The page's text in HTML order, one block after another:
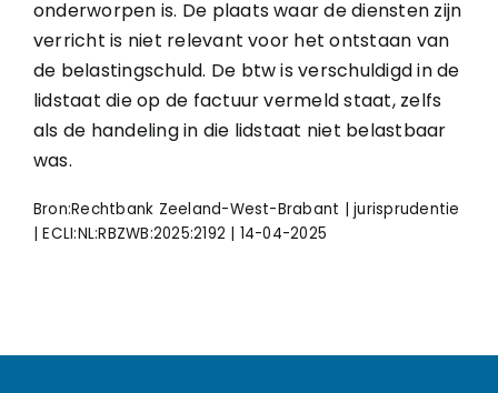
onderworpen is. De plaats waar de diensten zijn
verricht is niet relevant voor het ontstaan van
de belastingschuld. De btw is verschuldigd in de
lidstaat die op de factuur vermeld staat, zelfs
als de handeling in die lidstaat niet belastbaar
was.
Bron:Rechtbank Zeeland-West-Brabant | jurisprudentie
| ECLI:NL:RBZWB:2025:2192 | 14-04-2025